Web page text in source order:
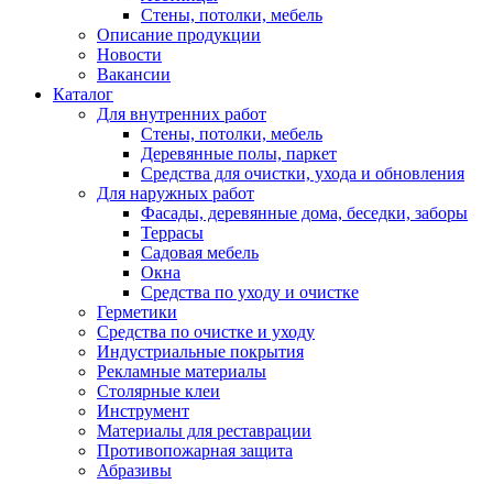
Стены, потолки, мебель
Описание продукции
Новости
Вакансии
Каталог
Для внутренних работ
Стены, потолки, мебель
Деревянные полы, паркет
Средства для очистки, ухода и обновления
Для наружных работ
Фасады, деревянные дома, беседки, заборы
Террасы
Садовая мебель
Окна
Средства по уходу и очистке
Герметики
Средства по очистке и уходу
Индустриальные покрытия
Рекламные материалы
Столярные клеи
Инструмент
Материалы для реставрации
Противопожарная защита
Абразивы